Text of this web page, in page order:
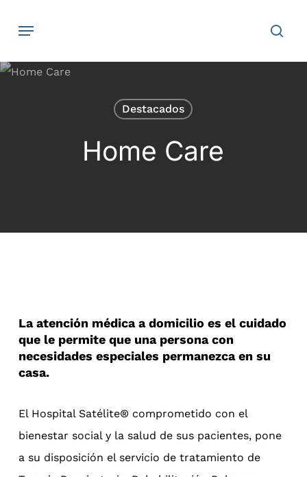
content
Navegación
Destacados
Home Care
La atención médica a domicilio es el cuidado
que le permite que una persona con
necesidades especiales permanezca en su
casa.
El Hospital Satélite® comprometido con el
bienestar social y la salud de sus pacientes, pone
a su disposición el servicio de tratamiento de